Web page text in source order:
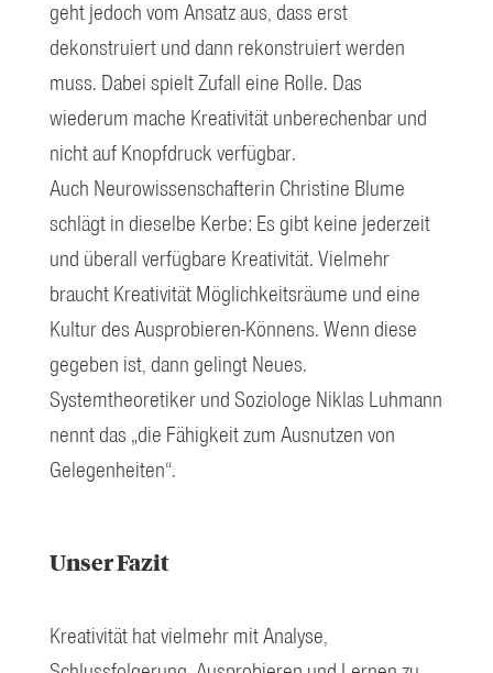
geht jedoch vom Ansatz aus, dass erst
dekonstruiert und dann rekonstruiert werden
muss. Dabei spielt Zufall eine Rolle. Das
wiederum mache Kreativität unberechenbar und
nicht auf Knopfdruck verfügbar.
Auch Neurowissenschafterin Christine Blume
schlägt in dieselbe Kerbe: Es gibt keine jederzeit
und überall verfügbare Kreativität. Vielmehr
braucht Kreativität Möglichkeitsräume und eine
Kultur des Ausprobieren-Könnens. Wenn diese
gegeben ist, dann gelingt Neues.
Systemtheoretiker und Soziologe Niklas Luhmann
nennt das „die Fähigkeit zum Ausnutzen von
Gelegenheiten“.
Unser Fazit
Kreativität hat vielmehr mit Analyse,